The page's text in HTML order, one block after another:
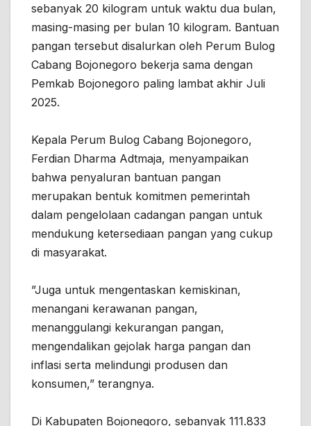
sebanyak 20 kilogram untuk waktu dua bulan,
masing-masing per bulan 10 kilogram. Bantuan
pangan tersebut disalurkan oleh Perum Bulog
Cabang Bojonegoro bekerja sama dengan
Pemkab Bojonegoro paling lambat akhir Juli
2025.
Kepala Perum Bulog Cabang Bojonegoro,
Ferdian Dharma Adtmaja, menyampaikan
bahwa penyaluran bantuan pangan
merupakan bentuk komitmen pemerintah
dalam pengelolaan cadangan pangan untuk
mendukung ketersediaan pangan yang cukup
di masyarakat.
”Juga untuk mengentaskan kemiskinan,
menangani kerawanan pangan,
menanggulangi kekurangan pangan,
mengendalikan gejolak harga pangan dan
inflasi serta melindungi produsen dan
konsumen,” terangnya.
Di Kabupaten Bojonegoro, sebanyak 111.833